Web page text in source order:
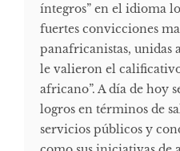
íntegros” en el idioma
fuertes convicciones
panafricanistas, unidas
le valieron el
africano”. A día de hoy
logros en términos de
servicios públicos y